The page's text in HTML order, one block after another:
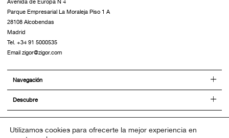
Avenida de Europa N 4
Parque Empresarial La Moraleja Piso 1 A
28108 Alcobendas
Madrid
Tel. +34 91 5000535
Email zigor@zigor.com
Navegación
Descubre
Utilizamos cookies para ofrecerte la mejor experiencia en